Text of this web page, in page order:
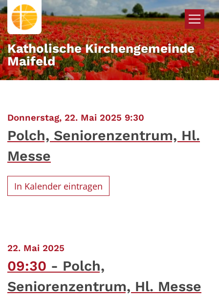
Zum Inhalt springen
Katholische Kirchengemeinde
Maifeld
Donnerstag, 22. Mai 2025 9:30
Polch, Seniorenzentrum, Hl.
Messe
In Kalender eintragen
22. Mai 2025
09:30
Polch,
Seniorenzentrum, Hl. Messe